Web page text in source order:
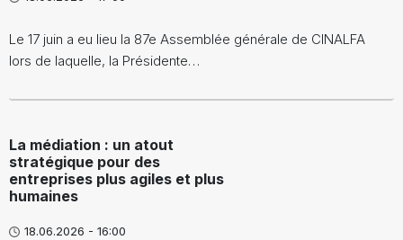
Le 17 juin a eu lieu la 87e Assemblée générale de CINALFA
lors de laquelle, la Présidente…
La médiation : un atout
stratégique pour des
entreprises plus agiles et plus
humaines
18.06.2026 - 16:00